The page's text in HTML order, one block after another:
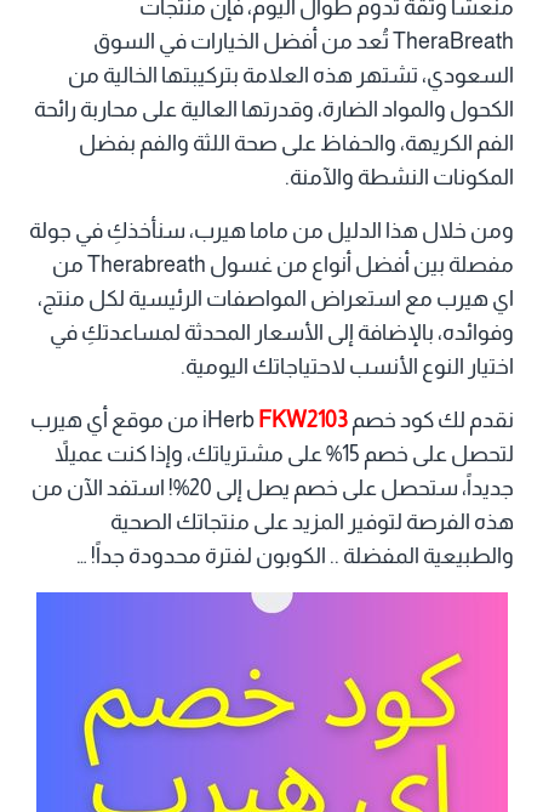
منعشًا وثقة تدوم طوال اليوم، فإن منتجات
TheraBreath تُعد من أفضل الخيارات في السوق
السعودي، تشتهر هذه العلامة بتركيبتها الخالية من
الكحول والمواد الضارة، وقدرتها العالية على محاربة رائحة
الفم الكريهة، والحفاظ على صحة اللثة والفم بفضل
المكونات النشطة والآمنة.
ومن خلال هذا الدليل من ماما هيرب، سنأخذكِ في جولة
مفصلة بين أفضل أنواع من غسول Therabreath من
اي هيرب مع استعراض المواصفات الرئيسية لكل منتج،
وفوائده، بالإضافة إلى الأسعار المحدثة لمساعدتكِ في
اختيار النوع الأنسب لاحتياجاتك اليومية.
نقدم لك كود خصم iHerb FKW2103
من موقع أي هيرب
لتحصل على خصم 15% على مشترياتك، وإذا كنت عميلاً
جديداً، ستحصل على خصم يصل إلى 20%! استفد الآن من
هذه الفرصة لتوفير المزيد على منتجاتك الصحية
والطبيعية المفضلة .. الكوبون لفترة محدودة جداً! …